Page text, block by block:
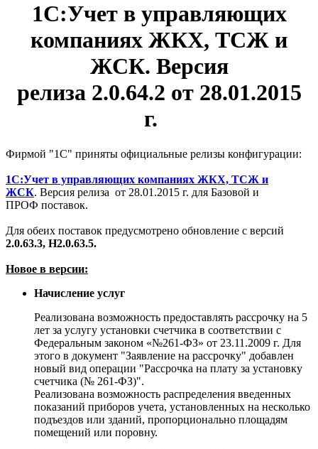
1С:Учет в управляющих
компаниях ЖКХ, ТСЖ и
ЖСК. Версия
релиза 2.0.64.2 от 28.01.2015
г.
Фирмой "1С" приняты официальные релизы конфигурации:
1С:Учет в управляющих компаниях ЖКХ, ТСЖ и
ЖСК. Версия релиза от 28.01.2015 г. для Базовой и
ПРОФ поставок.
Для обеих поставок предусмотрено обновление с версий
2.0.63.3, Н2.0.63.5.
Новое в версии:
Начисление услуг
Реализована возможность предоставлять рассрочку на 5
лет за услугу установки счетчика в соответствии с
Федеральным законом «№261-ФЗ» от 23.11.2009 г. Для
этого в документ "Заявление на рассрочку" добавлен
новый вид операции "Рассрочка на плату за установку
счетчика (№ 261-ФЗ)".
Реализована возможность распределения введенных
показаний приборов учета, установленных на несколько
подъездов или зданий, пропорционально площадям
помещений или поровну.